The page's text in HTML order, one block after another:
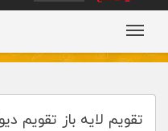
تقویم لایه باز تقویم